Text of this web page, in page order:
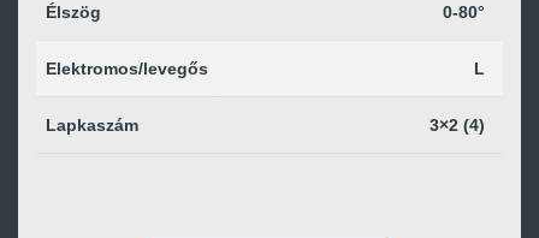
Élszög 0-80°
Elektromos/levegős L
Lapkaszám 3×2 (4)